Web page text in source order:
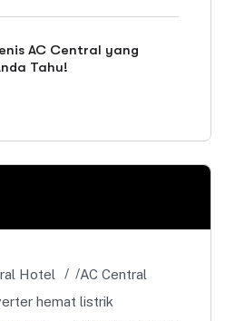
AC Central yang
Tahu!
Hotel
AC Central
hemat listrik